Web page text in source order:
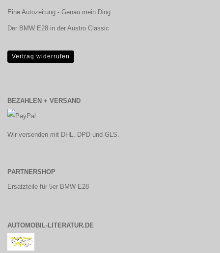
Eine Autozeitung - Genau mein Ding
Der BMW E28 in der Austro Classic
Vertrag widerrufen
BEZAHLEN + VERSAND
Wir versenden mit DHL, DPD und GLS.
PARTNERSHOP
Ersatzteile für 5er BMW E28
AUTOMOBIL-LITERATUR.DE